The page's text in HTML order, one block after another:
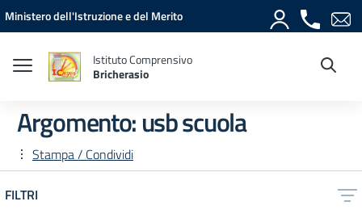
Vai ai contenuti
Vai al menu di navigazione
Vai al footer
Ministero dell'Istruzione e del Merito
Istituto Comprensivo
Bricherasio
Argomento: usb scuola
Stampa / Condividi
FILTRI